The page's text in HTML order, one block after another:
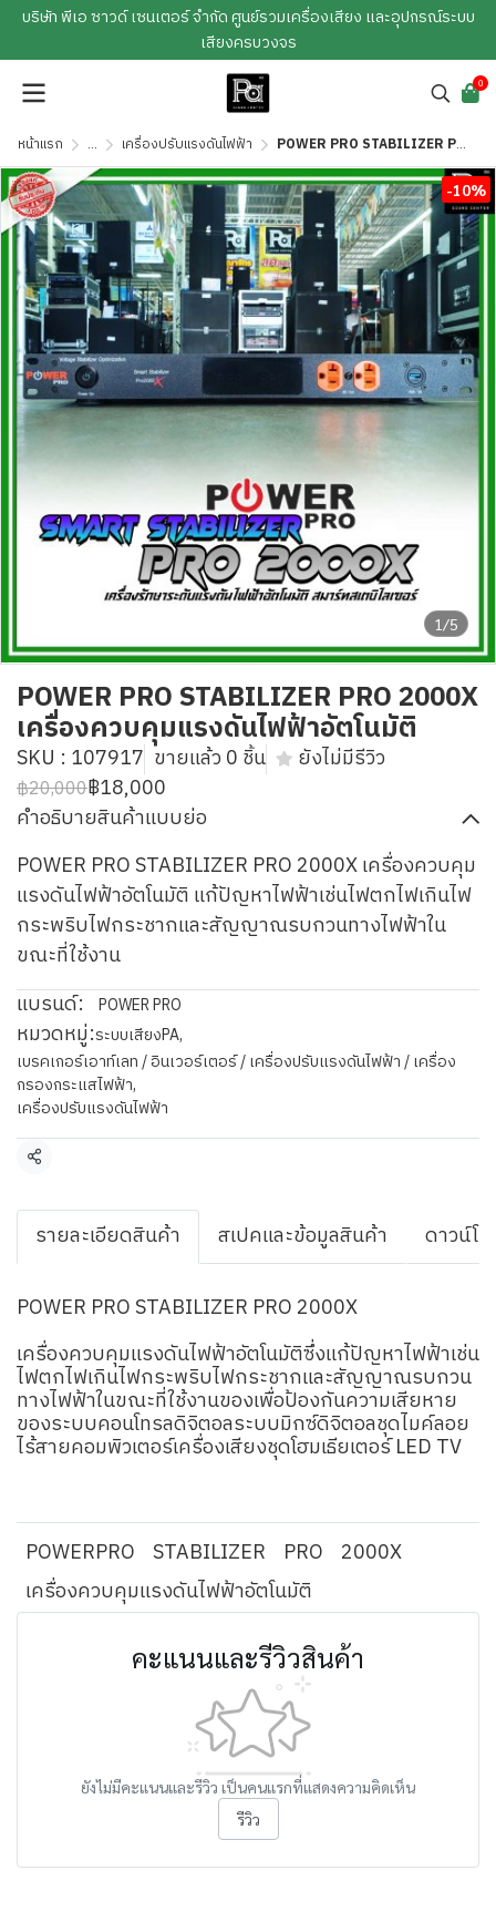
บริษัท พีเอ ซาวด์ เซนเตอร์ จำกัด ศูนย์รวมเครื่องเสียง และอุปกรณ์ระบบ
เสียงครบวงจร
0
หน้าแรก ... เครื่องปรับแรงดันไฟฟ้า POWER PRO STABILIZER PRO 2000X เครื่องควบคุมแรงดันไฟฟ้าอัตโนมัติ
1/5
-10%
POWER PRO STABILIZER PRO 2000X
เครื่องควบคุมแรงดันไฟฟ้าอัตโนมัติ
SKU : 107917 ขายแล้ว 0 ชิ้น ยังไม่มีรีวิว
฿20,000฿18,000
คำอธิบายสินค้าแบบย่อ
POWER PRO STABILIZER PRO 2000X เครื่องควบคุม
แรงดันไฟฟ้าอัตโนมัติ แก้ปัญหาไฟฟ้าเช่นไฟตกไฟเกินไฟ
กระพริบไฟกระชากและสัญญาณรบกวนทางไฟฟ้าใน
ขณะที่ใช้งาน
แบรนด์:
POWER PRO
หมวดหมู่:ระบบเสียงPA,
เบรคเกอร์เอาท์เลท / อินเวอร์เตอร์ / เครื่องปรับแรงดันไฟฟ้า / เครื่อง
กรองกระแสไฟฟ้า,
เครื่องปรับแรงดันไฟฟ้า
แชร์
รายละเอียดสินค้า สเปคและข้อมูลสินค้า ดาวน์โ
POWER PRO STABILIZER PRO 2000X
เครื่องควบคุมแรงดันไฟฟ้าอัตโนมัติซึ่งแก้ปัญหาไฟฟ้าเช่น
ไฟตกไฟเกินไฟกระพริบไฟกระชากและสัญญาณรบกวน
ทางไฟฟ้าในขณะที่ใช้งานของเพื่อป้องกันความเสียหาย
ของระบบคอนโทรลดิจิตอลระบบมิกซ์ดิจิตอลชุดไมค์ลอย
ไร้สายคอมพิวเตอร์เครื่องเสียงชุดโฮมเธียเตอร์ LED TV
POWERPRO STABILIZER PRO 2000X
เครื่องควบคุมแรงดันไฟฟ้าอัตโนมัติ
คะแนนและรีวิวสินค้า
ยังไม่มีคะแนนและรีวิว เป็นคนแรกที่แสดงความคิดเห็น
รีวิว